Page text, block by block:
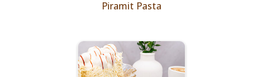
Piramit Pasta